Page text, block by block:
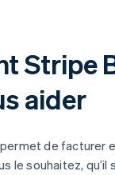
Stripe
aider
de facturer
le souhaitez, qu’il